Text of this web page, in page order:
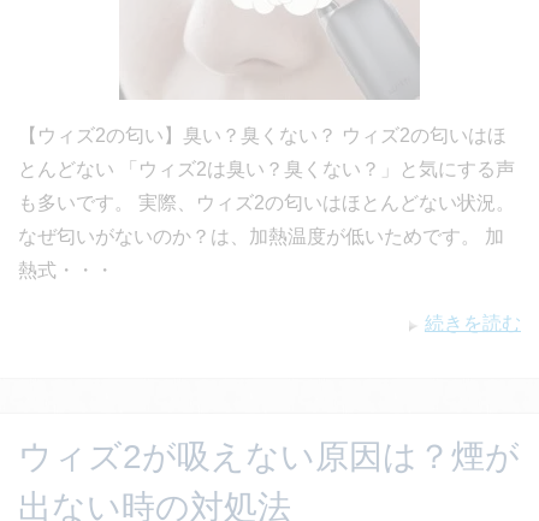
【ウィズ2の匂い】臭い？臭くない？ ウィズ2の匂いはほ
とんどない 「ウィズ2は臭い？臭くない？」と気にする声
も多いです。 実際、ウィズ2の匂いはほとんどない状況。
なぜ匂いがないのか？は、加熱温度が低いためです。 加
熱式・・・
続きを読む
ウィズ2が吸えない原因は？煙が
出ない時の対処法